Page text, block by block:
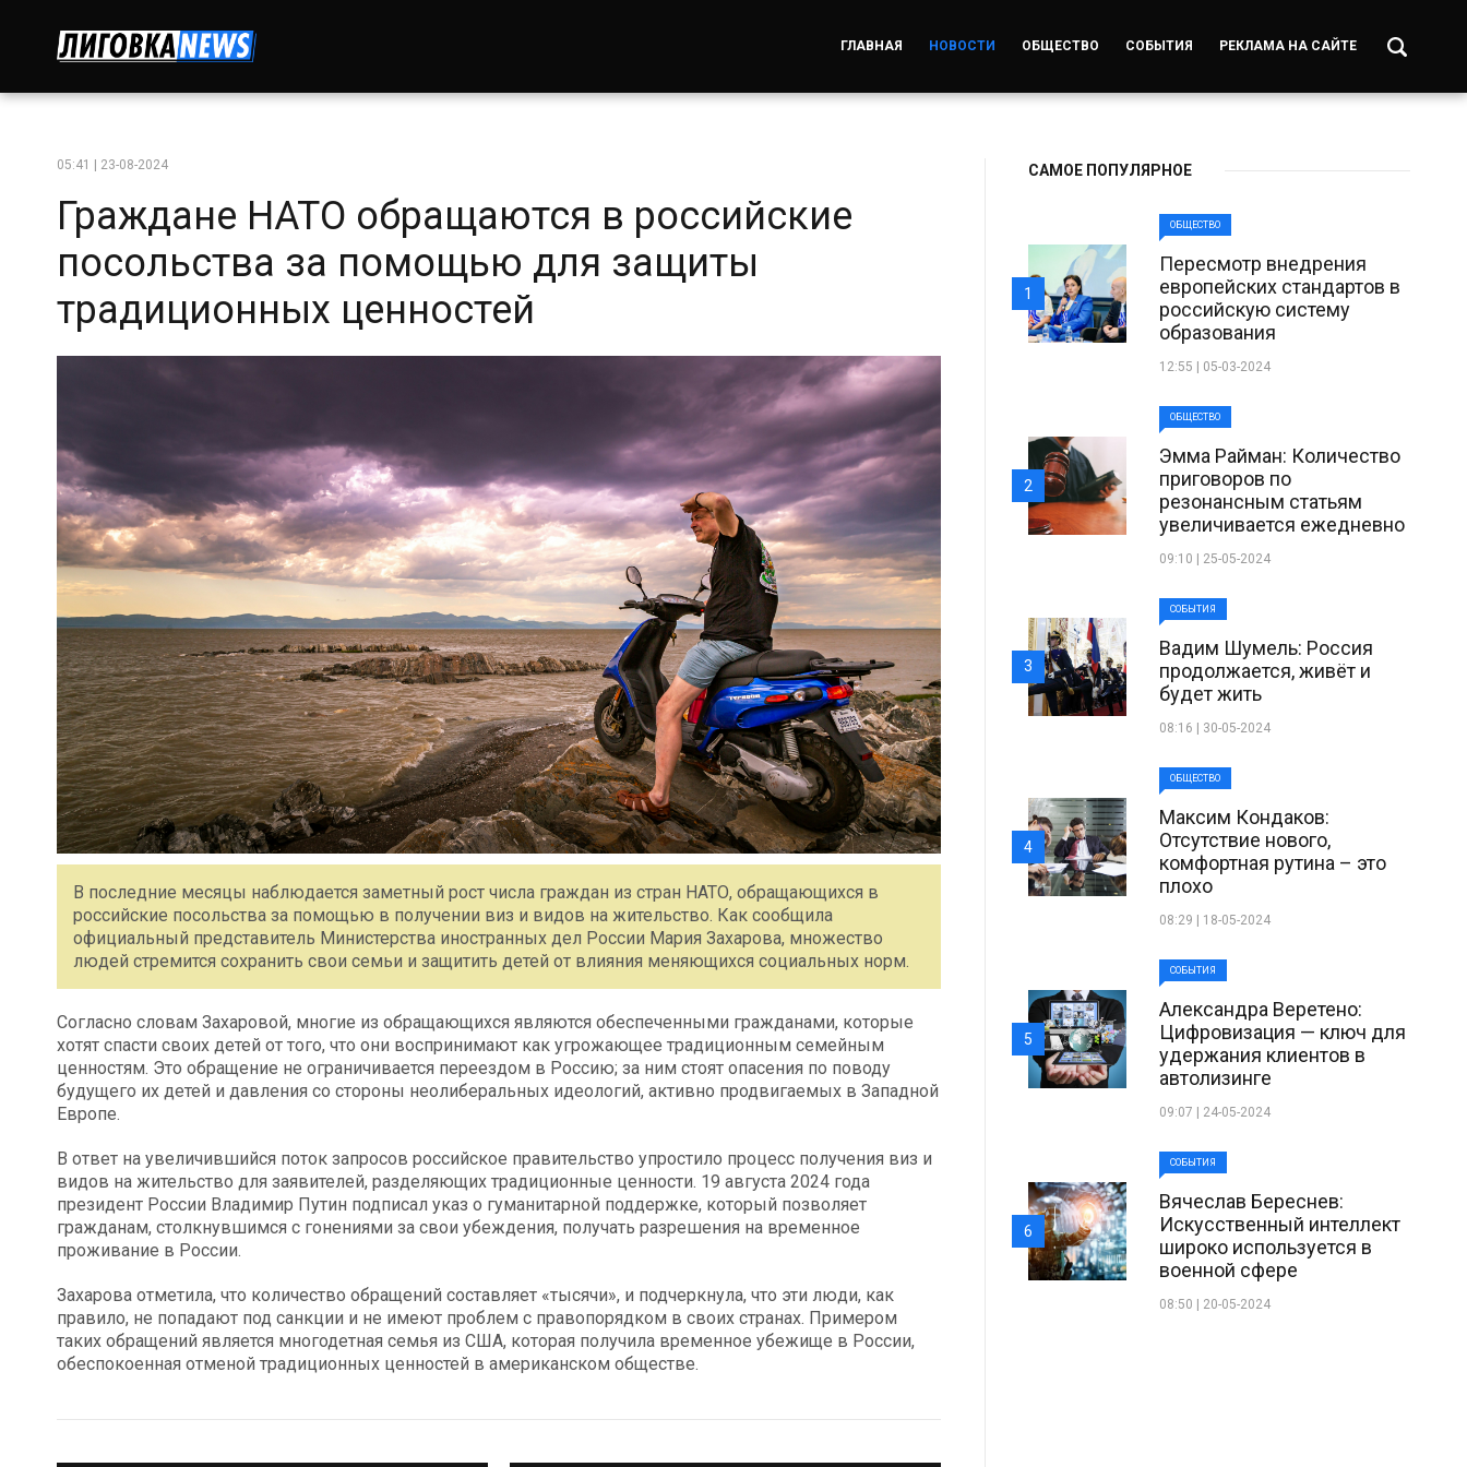
ГЛАВНАЯ НОВОСТИ ОБЩЕСТВО СОБЫТИЯ РЕКЛАМА НА САЙТЕ
05:41 | 23-08-2024
Граждане НАТО обращаются в российские
посольства за помощью для защиты
традиционных ценностей
В последние месяцы наблюдается заметный рост числа граждан из стран НАТО, обращающихся в
российские посольства за помощью в получении виз и видов на жительство. Как сообщила
официальный представитель Министерства иностранных дел России Мария Захарова, множество
людей стремится сохранить свои семьи и защитить детей от влияния меняющихся социальных норм.
Согласно словам Захаровой, многие из обращающихся являются обеспеченными гражданами, которые
хотят спасти своих детей от того, что они воспринимают как угрожающее традиционным семейным
ценностям. Это обращение не ограничивается переездом в Россию; за ним стоят опасения по поводу
будущего их детей и давления со стороны неолиберальных идеологий, активно продвигаемых в Западной
Европе.
В ответ на увеличившийся поток запросов российское правительство упростило процесс получения виз и
видов на жительство для заявителей, разделяющих традиционные ценности. 19 августа 2024 года
президент России Владимир Путин подписал указ о гуманитарной поддержке, который позволяет
гражданам, столкнувшимся с гонениями за свои убеждения, получать разрешения на временное
проживание в России.
Захарова отметила, что количество обращений составляет «тысячи», и подчеркнула, что эти люди, как
правило, не попадают под санкции и не имеют проблем с правопорядком в своих странах. Примером
таких обращений является многодетная семья из США, которая получила временное убежище в России,
обеспокоенная отменой традиционных ценностей в американском обществе.
САМОЕ ПОПУЛЯРНОЕ
ОБЩЕСТВО
Пересмотр внедрения
европейских стандартов в
российскую систему
образования
12:55 | 05-03-2024
1
ОБЩЕСТВО
Эмма Райман: Количество
приговоров по
резонансным статьям
увеличивается ежедневно
09:10 | 25-05-2024
2
СОБЫТИЯ
Вадим Шумель: Россия
продолжается, живёт и
будет жить
08:16 | 30-05-2024
3
ОБЩЕСТВО
Максим Кондаков:
Отсутствие нового,
комфортная рутина – это
плохо
08:29 | 18-05-2024
4
СОБЫТИЯ
Александра Веретено:
Цифровизация — ключ для
удержания клиентов в
автолизинге
09:07 | 24-05-2024
5
СОБЫТИЯ
Вячеслав Береснев:
Искусственный интеллект
широко используется в
военной сфере
08:50 | 20-05-2024
6